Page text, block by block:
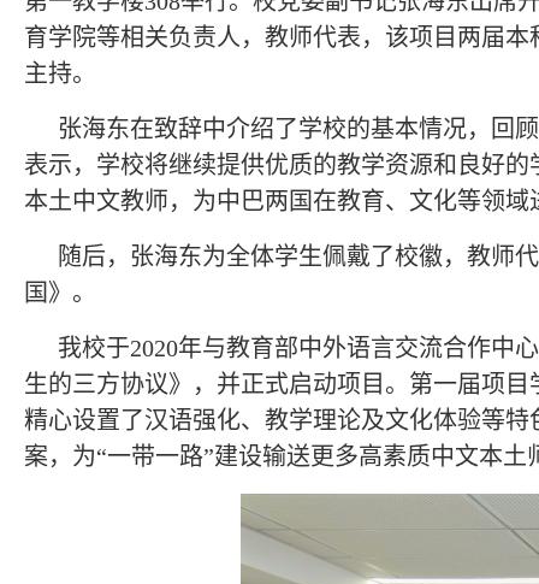
育学院等相关负责人，教师代表，该项目两届
主持。
张海东在致辞中介绍了学校的基本情况，回
表示，学校将继续提供优质的教学资源和良好
本土中文教师，为中巴两国在教育、文化等领
随后，张海东为全体学生佩戴了校徽，教
国》。
我校于2020年与教育部中外语言交流合作中
生的三方协议》，并正式启动项目。第一届项
精心设置了汉语强化、教学理论及文化体验等
案，为“一带一路”建设输送更多高素质中文本